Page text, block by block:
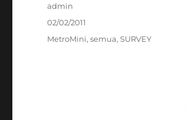
Author
admin
Posted
02/02/2011
Categories
MetroMini,semua,SURVEY